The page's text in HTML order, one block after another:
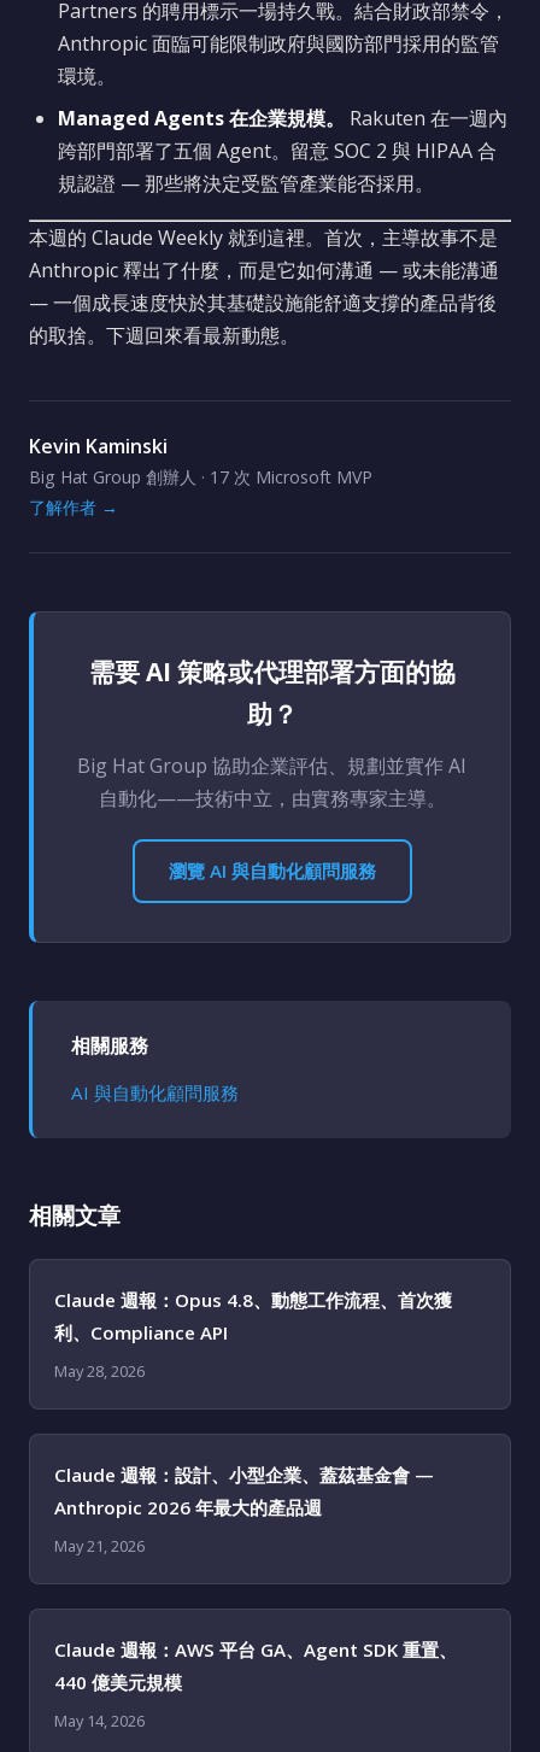
Partners 的聘用標示一場持久戰。結合財政部禁令，
Anthropic 面臨可能限制政府與國防部門採用的監管
環境。
Managed Agents 在企業規模。
Rakuten 在一週內
跨部門部署了五個 Agent。留意 SOC 2 與 HIPAA 合
規認證 — 那些將決定受監管產業能否採用。
本週的 Claude Weekly 就到這裡。首次，主導故事不是
Anthropic 釋出了什麼，而是它如何溝通 — 或未能溝通
— 一個成長速度快於其基礎設施能舒適支撐的產品背後
的取捨。下週回來看最新動態。
Kevin Kaminski
Big Hat Group 創辦人 · 17 次 Microsoft MVP
了解作者 →
需要 AI 策略或代理部署方面的協
助？
Big Hat Group 協助企業評估、規劃並實作 AI
自動化——技術中立，由實務專家主導。
瀏覽 AI 與自動化顧問服務
相關服務
AI 與自動化顧問服務
相關文章
Claude 週報：Opus 4.8、動態工作流程、首次獲
利、Compliance API
May 28, 2026
Claude 週報：設計、小型企業、蓋茲基金會 —
Anthropic 2026 年最大的產品週
May 21, 2026
Claude 週報：AWS 平台 GA、Agent SDK 重置、
440 億美元規模
May 14, 2026